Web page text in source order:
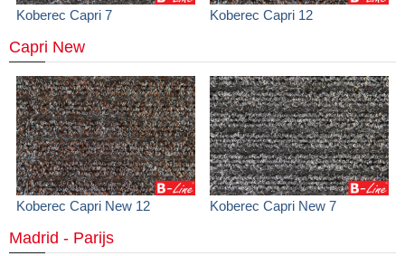
Koberec Capri 7 Koberec Capri 12
Capri New
Koberec Capri New 12 Koberec Capri New 7
Madrid - Parijs